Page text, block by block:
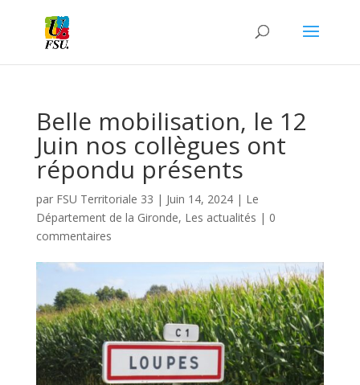
Belle mobilisation, le 12
Juin nos collègues ont
répondu présents
par FSU Territoriale 33 | Juin 14, 2024| Le
Département de la Gironde, Les actualités | 0
commentaires